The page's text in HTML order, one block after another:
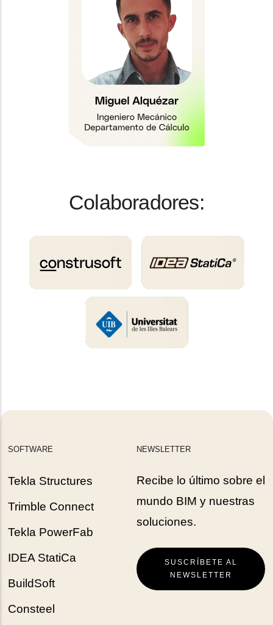
Colaboradores:
SOFTWARE
Tekla Structures
Trimble Connect
Tekla PowerFab
IDEA StatiCa
BuildSoft
Consteel
NEWSLETTER
Recibe lo último sobre el
mundo BIM y nuestras
soluciones.
SUSCRÍBETE AL
NEWSLETTER